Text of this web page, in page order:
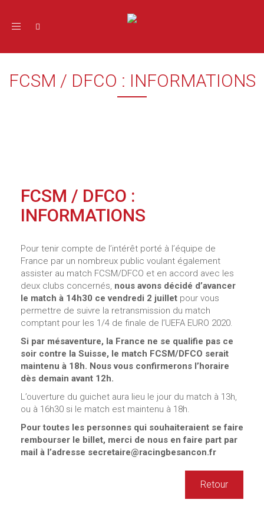
Toggle navigation
FCSM / DFCO : INFORMATIONS
FCSM / DFCO :
INFORMATIONS
Pour tenir compte de l’intérêt porté à l’équipe de
France par un nombreux public voulant également
assister au match FCSM/DFCO et en accord avec les
deux clubs concernés, nous avons décidé d’avancer
le match à 14h30 ce vendredi 2 juillet pour vous
permettre de suivre la retransmission du match
comptant pour les 1/4 de finale de l’UEFA EURO 2020.
Si par mésaventure, la France ne se qualifie pas ce
soir contre la Suisse, le match FCSM/DFCO serait
maintenu à 18h. Nous vous confirmerons l’horaire
dès demain avant 12h.
L’ouverture du guichet aura lieu le jour du match à 13h,
ou à 16h30 si le match est maintenu à 18h.
Pour toutes les personnes qui souhaiteraient se faire
rembourser le billet, merci de nous en faire part par
mail à l’adresse secretaire@racingbesancon.fr
Retour